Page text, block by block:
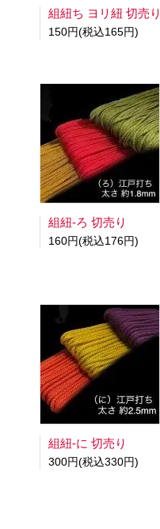
組紐ち ヨリ紐 切売り
150円(税込165円)
組紐-ろ 切売り
160円(税込176円)
組紐-に 切売り
300円(税込330円)